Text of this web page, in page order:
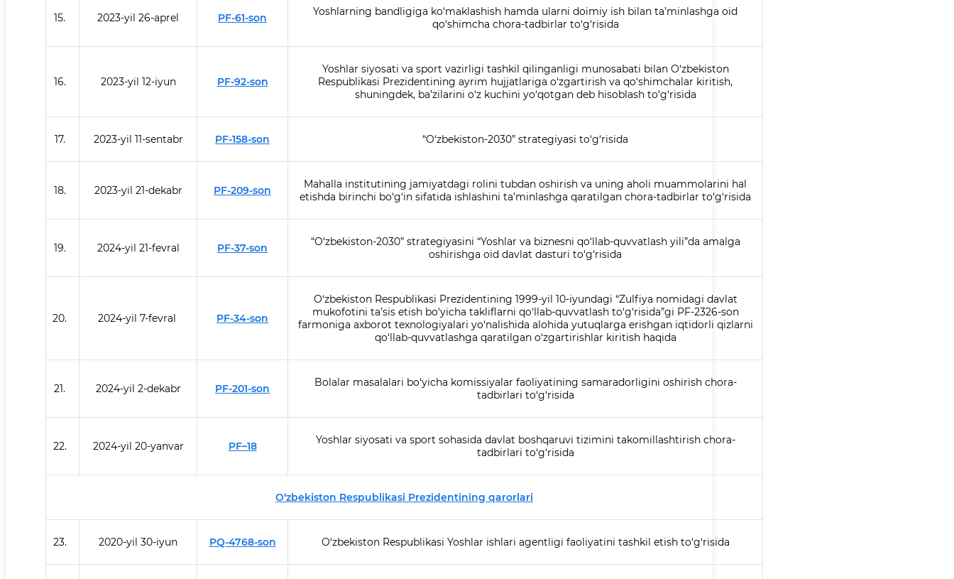
15. 2023-yil 26-aprel PF-61-son
Yoshlarning bandligiga ko‘maklashish hamda ularni doimiy ish bilan ta’minlashga oid
qo‘shimcha chora-tadbirlar to‘g‘risida
16. 2023-yil 12-iyun PF-92-son
Yoshlar siyosati va sport vazirligi tashkil qilinganligi munosabati bilan O‘zbekiston
Respublikasi Prezidentining ayrim hujjatlariga o‘zgartirish va qo‘shimchalar kiritish,
shuningdek, ba’zilarini o‘z kuchini yo‘qotgan deb hisoblash to‘g‘risida
17. 2023-yil 11-sentabr PF-158-son “O‘zbekiston-2030” strategiyasi to‘g‘risida
18. 2023-yil 21-dekabr PF-209-son
Mahalla institutining jamiyatdagi rolini tubdan oshirish va uning aholi muammolarini hal
etishda birinchi bo‘g‘in sifatida ishlashini ta’minlashga qaratilgan chora-tadbirlar to‘g‘risida
19. 2024-yil 21-fevral PF-37-son
“O‘zbekiston-2030” strategiyasini “Yoshlar va biznesni qo‘llab-quvvatlash yili”da amalga
oshirishga oid davlat dasturi to‘g‘risida
20. 2024-yil 7-fevral PF-34-son
O‘zbekiston Respublikasi Prezidentining 1999-yil 10-iyundagi “Zulfiya nomidagi davlat
mukofotini ta’sis etish bo‘yicha takliflarni qo‘llab-quvvatlash to‘g‘risida”gi PF-2326-son
farmoniga axborot texnologiyalari yo‘nalishida alohida yutuqlarga erishgan iqtidorli qizlarni
qo‘llab-quvvatlashga qaratilgan o‘zgartirishlar kiritish haqida
21. 2024-yil 2-dekabr PF-201-son
Bolalar masalalari bo‘yicha komissiyalar faoliyatining samaradorligini oshirish chora-
tadbirlari to‘g‘risida
22. 2024-yil 20-yanvar PF–18
Yoshlar siyosati va sport sohasida davlat boshqaruvi tizimini takomillashtirish chora-
tadbirlari to‘g‘risida
O‘zbekiston Respublikasi Prezidentining qarorlari
23. 2020-yil 30-iyun PQ-4768-son O‘zbekiston Respublikasi Yoshlar ishlari agentligi faoliyatini tashkil etish to‘g‘risida